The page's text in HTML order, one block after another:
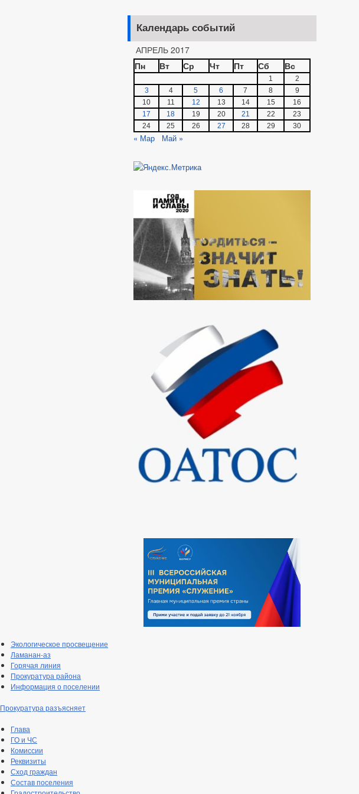
Календарь событий
АПРЕЛЬ 2017
Пн
Вт Ср Чт Пт Сб Вс
1
2
3
4 5 6 7 8
9
10
11 12 13 14 15
16
17
18 19 20 21 22
23
24
25 26 27 28 29 30
« Мар Май »
Экологическое просвещение
Ламанан-аз
Горячая линия
Прокуратура района
Информация о поселении
Прокуратура разъясняет
Глава
ГО и ЧС
Комиссии
Реквизиты
Сход граждан
Состав поселения